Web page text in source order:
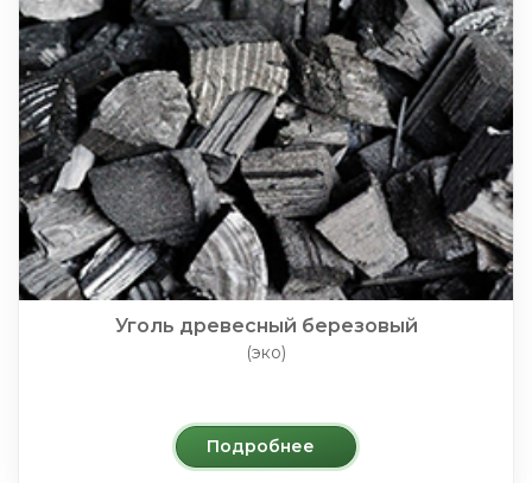
Уголь древесный березовый
(эко)
Подробнее